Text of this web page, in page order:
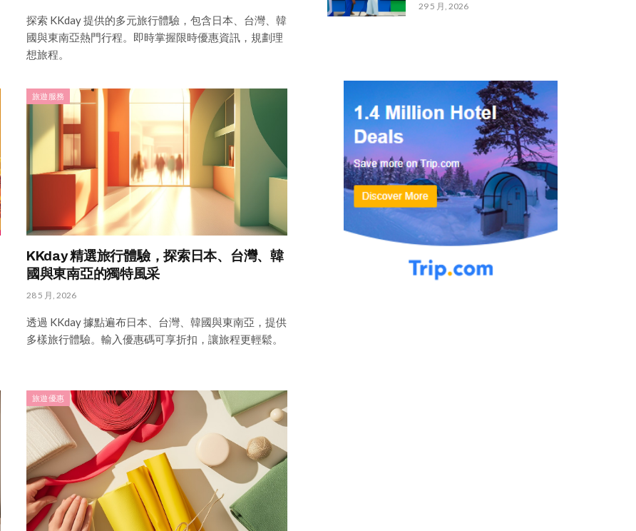
探索 KKday 提供的多元旅行體驗，包含日本、台灣、韓
國與東南亞熱門行程。即時掌握限時優惠資訊，規劃理
想旅程。
旅遊服務
KKday 精選旅行體驗，探索日本、台灣、韓
國與東南亞的獨特風采
28 5 月, 2026
透過 KKday 據點遍布日本、台灣、韓國與東南亞，提供
多樣旅行體驗。輸入優惠碼可享折扣，讓旅程更輕鬆。
旅遊優惠
29 5 月, 2026